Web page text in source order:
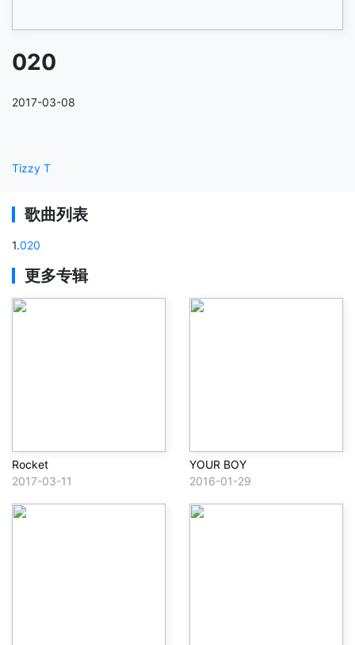
020
2017-03-08
Tizzy T
歌曲列表
1.020
更多专辑
Rocket
2017-03-11
YOUR BOY
2016-01-29